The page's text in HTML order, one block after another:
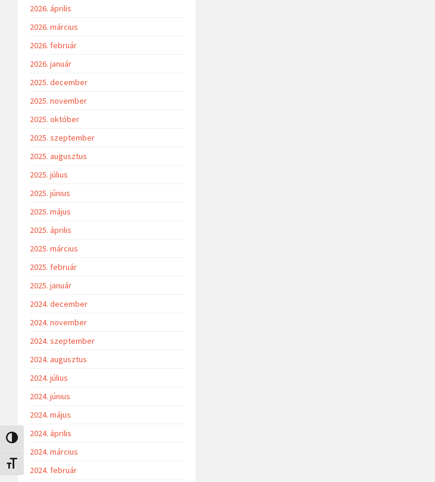
Nagy kontraszt váltása
Betűméret váltása
2026. április
2026. március
2026. február
2026. január
2025. december
2025. november
2025. október
2025. szeptember
2025. augusztus
2025. július
2025. június
2025. május
2025. április
2025. március
2025. február
2025. január
2024. december
2024. november
2024. szeptember
2024. augusztus
2024. július
2024. június
2024. május
2024. április
2024. március
2024. február